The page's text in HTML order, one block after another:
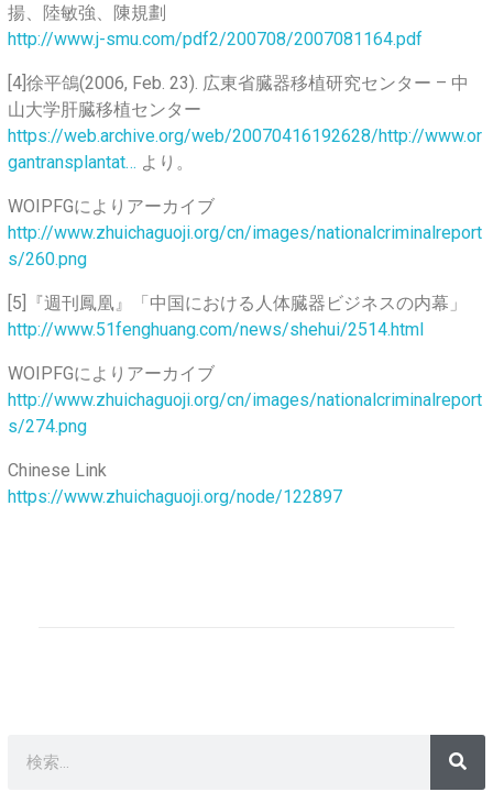
揚、陸敏強、陳規劃
http://www.j-smu.com/pdf2/200708/2007081164.pdf
[4]徐平鴿(2006, Feb. 23). 広東省臓器移植研究センター – 中
山大学肝臓移植センター
https://web.archive.org/web/20070416192628/http://www.or
gantransplantat… より。
WOIPFGによりアーカイブ
http://www.zhuichaguoji.org/cn/images/nationalcriminalreport
s/260.png
[5]『週刊鳳凰』「中国における人体臓器ビジネスの内幕」
http://www.51fenghuang.com/news/shehui/2514.html
WOIPFGによりアーカイブ
http://www.zhuichaguoji.org/cn/images/nationalcriminalreport
s/274.png
Chinese Link
https://www.zhuichaguoji.org/node/122897